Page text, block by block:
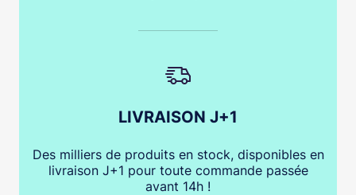
LIVRAISON J+1
Des milliers de produits en stock, disponibles en
livraison J+1 pour toute commande passée
avant 14h !